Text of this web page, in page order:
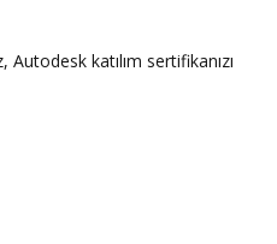
katılım sertifikanızı